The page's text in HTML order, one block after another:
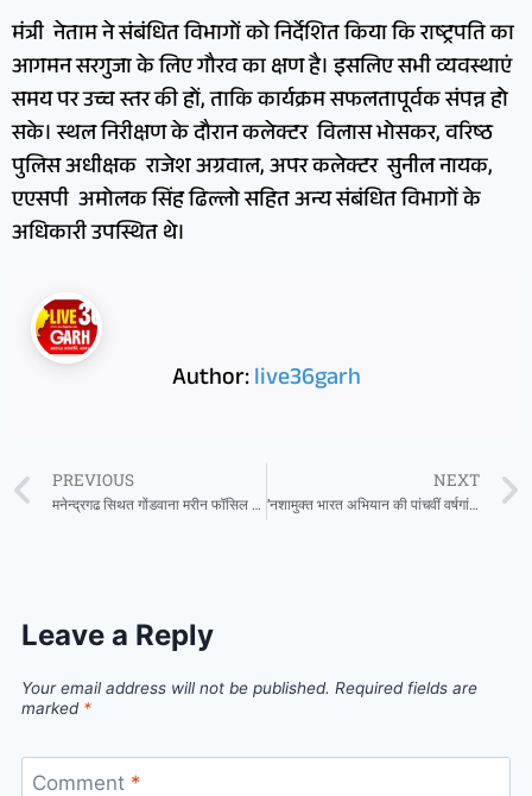
मंत्री नेताम ने संबंधित विभागों को निर्देशित किया कि राष्ट्रपति का
आगमन सरगुजा के लिए गौरव का क्षण है। इसलिए सभी व्यवस्थाएं
समय पर उच्च स्तर की हों, ताकि कार्यक्रम सफलतापूर्वक संपन्न हो
सके। स्थल निरीक्षण के दौरान कलेक्टर विलास भोसकर, वरिष्ठ
पुलिस अधीक्षक राजेश अग्रवाल, अपर कलेक्टर सुनील नायक,
एएसपी अमोलक सिंह ढिल्लो सहित अन्य संबंधित विभागों के
अधिकारी उपस्थित थे।
Author:live36garh
PREVIOUS
मनेन्द्रगढ सिथत गोंडवाना मरीन फॉसिल पार्क को राष्ट्रीय स्तर पर मिली नई पहचान
NEXT
’नशामुक्त भारत अभियान की पांचवीं वर्षगांठ: छत्तीसगढ़ तैयार, व्यापक जनभागीदारी से बनेगा नया रिकॉर्ड
Leave a Reply
Your email address will not be published. Required fields are
marked *
Comment *